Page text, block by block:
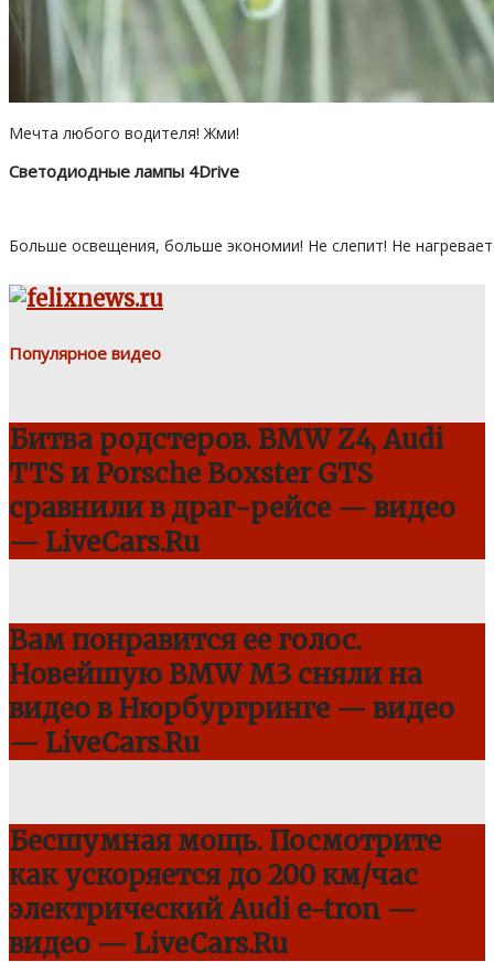
Мечта любого водителя! Жми!
Светодиодные лампы 4Drive
Больше освещения, больше экономии! Не слепит! Не
Популярное видео
Битва родстеров. BMW Z4, Audi
TTS и Porsche Boxster GTS
сравнили в драг-рейсе — видео
— LiveCars.Ru
Вам понравится ее голос.
Новейшую BMW M3 сняли на
видео в Нюрбургринге — видео
— LiveCars.Ru
Бесшумная мощь. Посмотрите
как ускоряется до 200 км/час
электрический Audi e-tron —
видео — LiveCars.Ru